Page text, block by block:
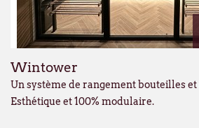
Wintower
Un système de rangement bouteilles et
Esthétique et 100% modulaire.